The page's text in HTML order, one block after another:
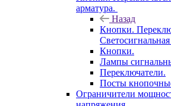
арматура.
Назад
Кнопки.
Кнопки.
Лампы
Переключатели.
Посты
Ограничители